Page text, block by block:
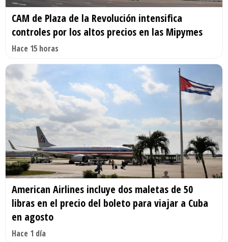
CAM de Plaza de la Revolución intensifica
controles por los altos precios en las Mipymes
Hace 15 horas
American Airlines incluye dos maletas de 50
libras en el precio del boleto para viajar a Cuba
en agosto
Hace 1 día